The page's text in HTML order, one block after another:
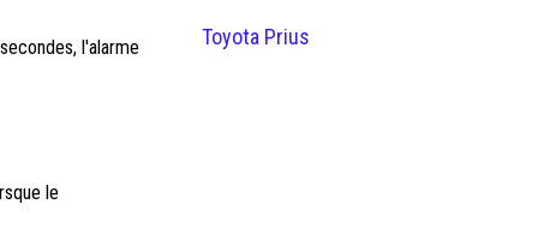
l'alarme
le
Toyota Prius